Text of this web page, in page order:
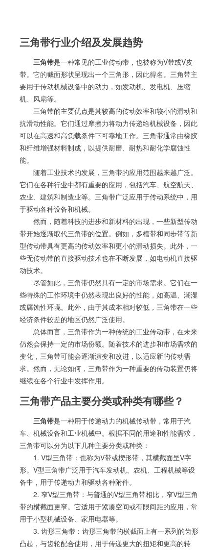
三角带行业介绍及发展趋势
三角带是一种常见的工业传动带，也被称为V带或V皮
带。它的截面形状呈现出一个三角形，因此得名。三角带主
要用于传动机械设备中的动力，如发动机、发电机、压缩
机、风扇等。
三角带的主要优点是其较高的传动效率和较小的滑动和
抗滑动性能。它们通过摩擦力将动力传递给机械设备，因此
可以在高速和高负载条件下可靠地工作。三角带通常由橡胶
和纤维增强材料制成，以提供耐磨、耐热和耐化学腐蚀性
能。
随着工业技术的发展，三角带的应用范围越来越广泛。
它们在各种行业中都有重要的应用，包括汽车、航空航天、
农业、建筑和制造业等。三角带广泛应用于传动系统中，用
于驱动各种设备和机械。
然而，随着科技的进步和新材料的出现，一些新型传动
带开始逐渐取代三角带的位置。例如，多槽带和同步带等新
型传动带具有更高的传动效率和更小的滑动损失。此外，一
些无传动带的直接驱动技术也在不断发展，如电动机直接驱
动技术。
尽管如此，三角带仍然具有一定的市场需求。它们在一
些特殊的工作环境中仍然表现出良好的性能，如高温、潮湿
或腐蚀性环境。此外，由于其成本相对较低，三角带在一些
经济条件较差的地区仍然广泛使用。
总体而言，三角带作为一种传统的工业传动带，在未来
仍然会保持一定的市场份额。随着技术的进步和市场需求的
变化，三角带可能会逐渐演变和改进，以适应新的传动需
求。然而，无论如何，三角带作为一种重要的传动装置仍将
继续在各个行业中发挥作用。
三角带产品主要分类或种类有哪些？
三角带是一种用于传递动力的机械传动带，常用于汽
车、机械设备和工业机械中。根据不同的用途和性能需求，
三角带可以分为以下几种主要分类或种类：
1. V型三角带：也称为V带或楔形带，其横截面呈V字
形。V型三角带广泛用于汽车发动机、农机、工程机械等设
备中，用于传递动力和驱动各种附件。
2. 窄V型三角带：与普通的V型三角带相比，窄V型三角
带的横截面更窄。它适用于紧凑空间或有限间距的应用，常
用于小型机械设备、家用电器等。
3. 齿形三角带：齿形三角带的横截面上有一系列的齿形
凸起，与齿轮配合使用，用于传递更大的扭矩和更高的转